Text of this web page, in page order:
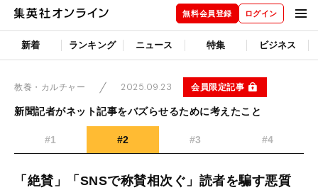
無料会員登録 ログイン
新着 ランキング ニュース 特集 ビジネス
教養・カルチャー 2025.09.23 会員限定記事
新聞記者がネット記事をバズらせるために考えたこと
#1 #2 #3 #4
「絶賛」「SNSで称賛相次ぐ」読者を騙す悪質